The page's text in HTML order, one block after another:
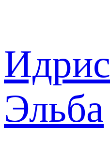
Идрис
Эльба